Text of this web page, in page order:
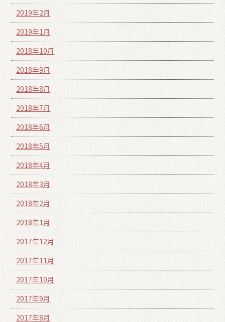
2019年2月
2019年1月
2018年10月
2018年9月
2018年8月
2018年7月
2018年6月
2018年5月
2018年4月
2018年3月
2018年2月
2018年1月
2017年12月
2017年11月
2017年10月
2017年9月
2017年8月